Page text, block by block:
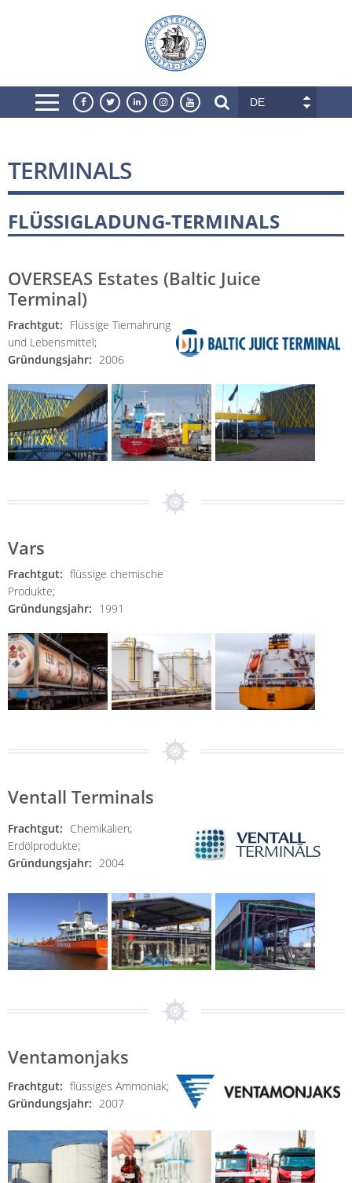
DE
TERMINALS
FLÜSSIGLADUNG-TERMINALS
OVERSEAS Estates (Baltic Juice
Terminal)
Frachtgut: Flüssige Tiernahrung
und Lebensmittel;
Gründungsjahr: 2006
Vars
Frachtgut: flüssige chemische
Produkte;
Gründungsjahr: 1991
Ventall Terminals
Frachtgut: Chemikalien;
Erdölprodukte;
Gründungsjahr: 2004
Ventamonjaks
Frachtgut: flüssiges Ammoniak;
Gründungsjahr: 2007